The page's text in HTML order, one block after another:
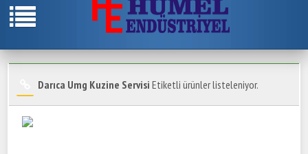
Darıca Umg Kuzine Servisi Etiketli ürünler listeleniyor.